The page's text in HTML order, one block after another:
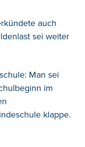
auch
sei weiter
Man sei
im
klappe.